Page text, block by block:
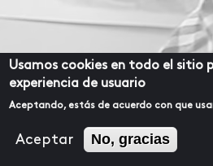
Usamos cookies en todo el sitio
experiencia de usuario
Aceptando, estás de acuerdo con que
Aceptar No, gracias